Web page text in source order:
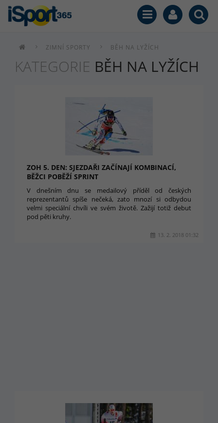
ZIMNÍ SPORTY BĚH NA LYŽÍCH
KATEGORIE BĚH NA LYŽÍCH
ZOH 5. DEN: SJEZDAŘI ZAČÍNAJÍ KOMBINACÍ,
BĚŽCI POBĚŽÍ SPRINT
V dnešním dnu se medailový příděl od českých
reprezentantů spíše nečeká, zato mnozí si odbydou
velmi speciální chvíli ve svém životě. Zažijí totiž debut
pod pěti kruhy.
13. 2. 2018 01:32